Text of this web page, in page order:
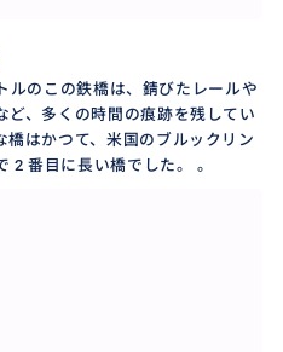
ルのこの鉄橋は、錆びたレールや
ど、多くの時間の痕跡を残してい
橋はかつて、米国のブルックリン
2 番目に長い橋でした。 。